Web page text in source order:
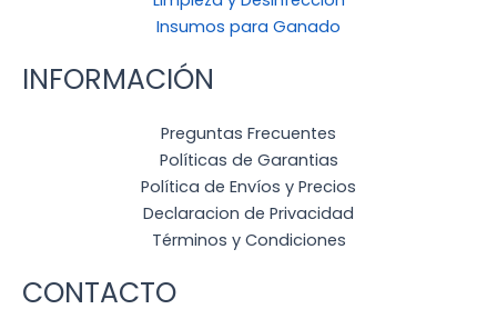
Insumos para Ganado
INFORMACIÓN
Preguntas Frecuentes
Políticas de Garantias
Política de Envíos y Precios
Declaracion de Privacidad
Términos y Condiciones
CONTACTO